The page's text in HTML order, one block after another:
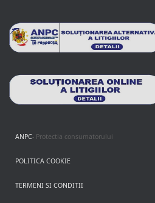
ANPC- Protectia consumatorului
POLITICA COOKIE
TERMENI SI CONDITII